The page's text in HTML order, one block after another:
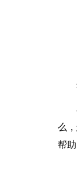
么
帮助